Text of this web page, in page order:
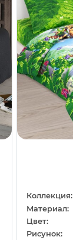
Коллекция:
Материал:
Цвет:
Рисунок: